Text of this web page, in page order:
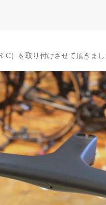
C）を取り付けさせて頂きま